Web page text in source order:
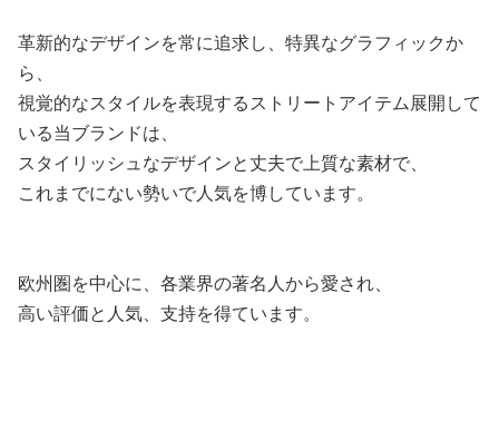
革新的なデザインを常に追求し、特異なグラフィックか
ら、
視覚的なスタイルを表現するストリートアイテム展開して
いる当ブランドは、
スタイリッシュなデザインと丈夫で上質な素材で、
これまでにない勢いで人気を博しています。
欧州圏を中心に、各業界の著名人から愛され、
高い評価と人気、支持を得ています。